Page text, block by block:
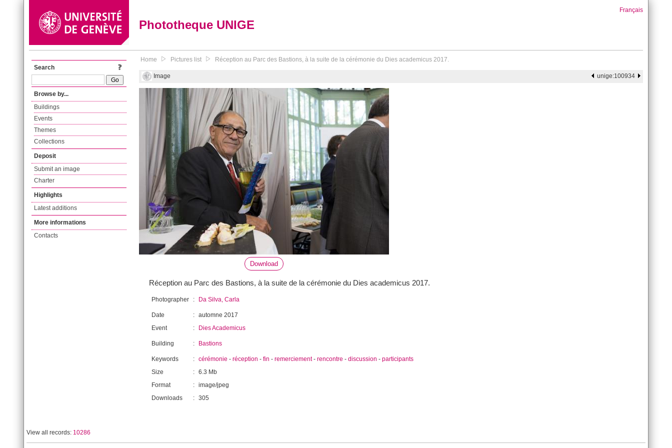
Phototheque UNIGE
Français
Search
Browse by...
Buildings
Events
Themes
Collections
Deposit
Submit an image
Charter
Highlights
Latest additions
More informations
Contacts
Home Pictures list Réception au Parc des Bastions, à la suite de la cérémonie du Dies academicus 2017.
Image unige:100934
Download
Réception au Parc des Bastions, à la suite de la cérémonie du Dies academicus 2017.
Photographer : Da Silva, Carla
Date : automne 2017
Event
: Dies Academicus
Building : Bastions
Keywords : cérémonie - réception - fin - remerciement- rencontre - discussion - participants
Size
: 6.3 Mb
Format
: image/jpeg
Downloads
: 305
View all records: 10286